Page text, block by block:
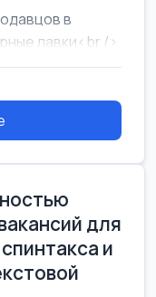
в
лавки<br />
для
и